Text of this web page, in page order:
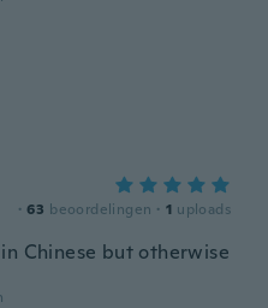
· 63 beoordelingen · 1 uploads
Chinese but otherwise